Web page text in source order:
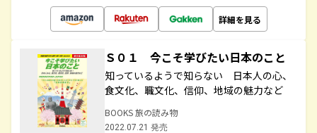
詳細を見る
Ｓ０１ 今こそ学びたい日本のこと
知っているようで知らない 日本人の心、
食文化、職文化、信仰、地域の魅力など
BOOKS 旅の読み物
2022.07.21 発売